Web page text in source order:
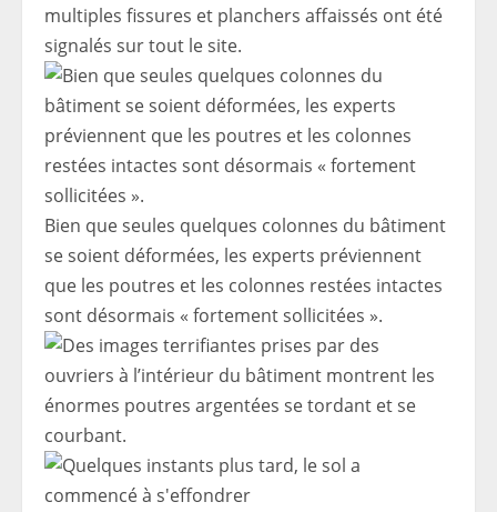
multiples fissures et planchers affaissés ont été
signalés sur tout le site.
Bien que seules quelques colonnes du bâtiment
se soient déformées, les experts préviennent
que les poutres et les colonnes restées intactes
sont désormais « fortement sollicitées ».